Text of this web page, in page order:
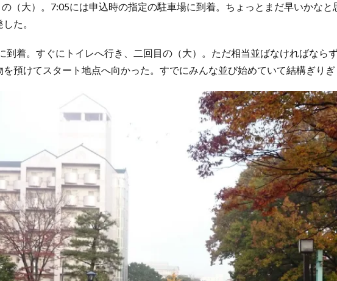
（大）。7:05には申込時の指定の駐車場に到着。ちょっとまだ早いかなと
た。
到着。すぐにトイレへ行き、二回目の（大）。ただ相当並ばなければなら
預けてスタート地点へ向かった。すでにみんな並び始めていて結構ぎりぎ